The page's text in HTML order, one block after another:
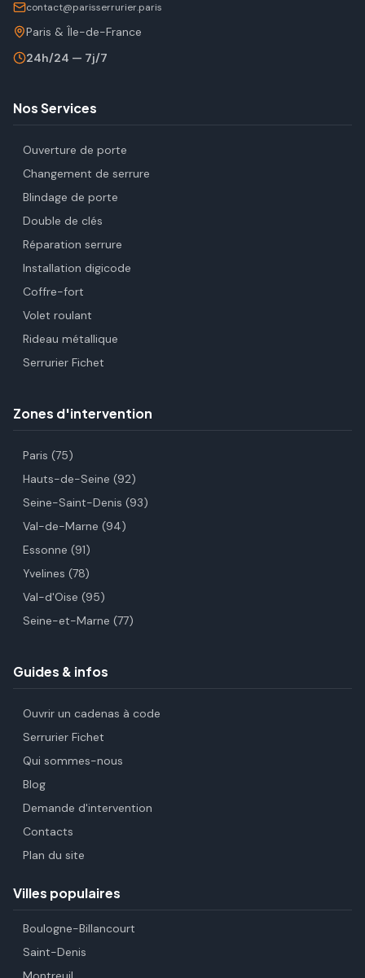
contact@parisserrurier.paris
Paris & Île-de-France
24h/24 — 7j/7
Nos Services
Ouverture de porte
Changement de serrure
Blindage de porte
Double de clés
Réparation serrure
Installation digicode
Coffre-fort
Volet roulant
Rideau métallique
Serrurier Fichet
Zones d'intervention
Paris (75)
Hauts-de-Seine (92)
Seine-Saint-Denis (93)
Val-de-Marne (94)
Essonne (91)
Yvelines (78)
Val-d'Oise (95)
Seine-et-Marne (77)
Guides & infos
Ouvrir un cadenas à code
Serrurier Fichet
Qui sommes-nous
Blog
Demande d'intervention
Contacts
Plan du site
Villes populaires
Boulogne-Billancourt
Saint-Denis